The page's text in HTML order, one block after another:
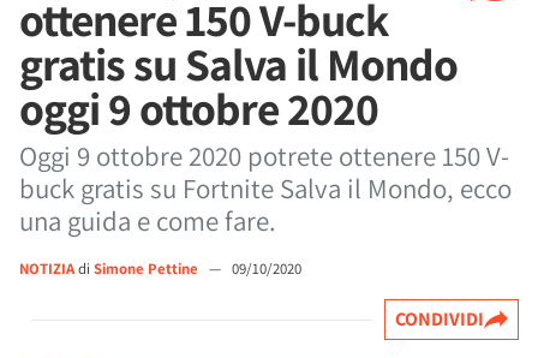
ottenere 150 V-buck
gratis su Salva il Mondo
oggi 9 ottobre 2020
Oggi 9 ottobre 2020 potrete ottenere 150 V-
buck gratis su Fortnite Salva il Mondo, ecco
una guida e come fare.
NOTIZIAdi Simone Pettine — 09/10/2020
CONDIVIDI